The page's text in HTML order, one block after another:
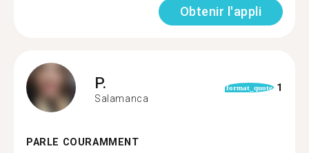
Obtenir l'appli
P.
Salamanca
format_quote 1
PARLE COURAMMENT